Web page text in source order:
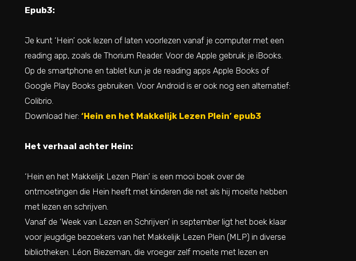
Epub3:
Je kunt ‘Hein’ ook lezen of laten voorlezen vanaf je computer met een
reading app, zoals de Thorium Reader. Voor de Apple gebruik je iBooks.
Op de smartphone en tablet kun je de reading apps Apple Books of
Google Play Books gebruiken. Voor Android is er ook nog een alternatief:
Colibrio.
Download hier: ‘Hein en het Makkelijk Lezen Plein’ epub3
Het verhaal achter Hein:
‘Hein en het Makkelijk Lezen Plein’ is een mooi boek over de
ontmoetingen die Hein heeft met kinderen die net als hij moeite hebben
met lezen en schrijven.
Vanaf de ‘Week van Lezen en Schrijven’ in september ligt het boek klaar
voor jeugdige bezoekers van het Makkelijk Lezen Plein (MLP) in diverse
bibliotheken. Léon Biezeman, die vroeger zelf moeite met lezen en